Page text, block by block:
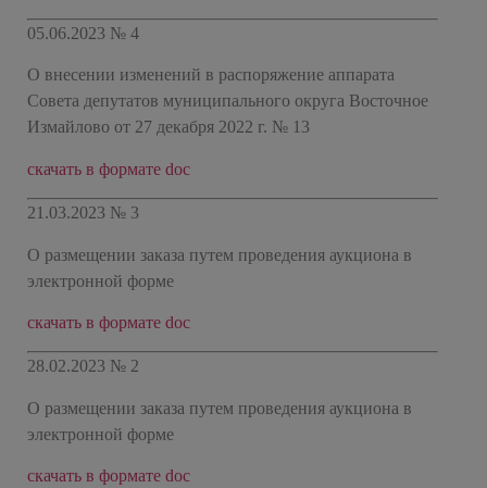
05.06.2023 № 4
О внесении изменений в распоряжение аппарата
Совета депутатов муниципального округа Восточное
Измайлово от 27 декабря 2022 г. № 13
скачать в формате doc
21.03.2023 № 3
О размещении заказа путем проведения аукциона в
электронной форме
скачать в формате doc
28.02.2023 № 2
О размещении заказа путем проведения аукциона в
электронной форме
скачать в формате doc